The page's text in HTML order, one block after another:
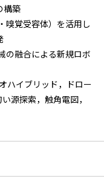
構築
嗅覚受容体）を活用し
の融合による新規ロボ
ハイブリッド，ドロー
源探索，触角電図，